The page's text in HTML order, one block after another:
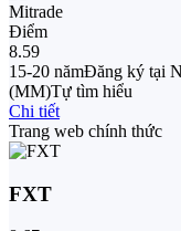
Mitrade
Điểm
8.59
15-20 nămĐăng ký tại
(MM)Tự tìm hiểu
Chi tiết
Trang web chính thức
FXT